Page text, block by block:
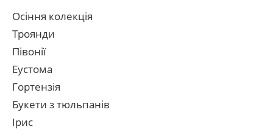
Осіння колекція
Троянди
Півонії
Еустома
Гортензія
Букети з тюльпанів
Ірис